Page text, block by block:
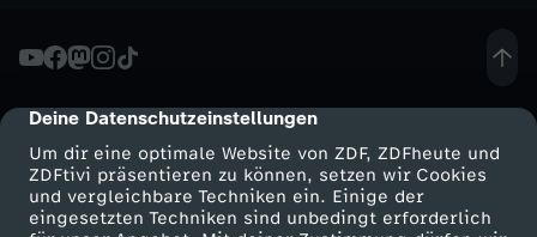
cmp-dialog-description
Deine Datenschutzeinstellungen
Um dir eine optimale Website von ZDF, ZDFheute und
ZDFtivi präsentieren zu können, setzen wir Cookies
und vergleichbare Techniken ein. Einige der
eingesetzten Techniken sind unbedingt erforderlich
a
n
a
n